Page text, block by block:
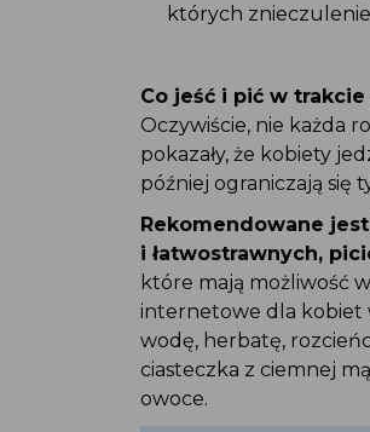
których
Co jeść i pić w
Oczywiście, nie każda
pokazały, że kobiety
później ograniczają się
Rekomendowane
i łatwostrawnych,
które mają możliwość
internetowe dla kobiet
wodę, herbatę,
ciasteczka z ciemnej
owoce.